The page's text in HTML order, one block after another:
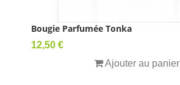
Bougie Parfumée Tonka
Prix
12,50 €
Ajouter au panier